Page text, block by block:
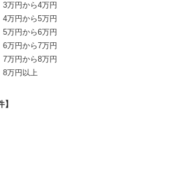
3万円から4万円
4万円から5万円
5万円から6万円
6万円から7万円
7万円から8万円
8万円以上